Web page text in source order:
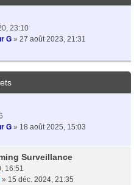
23:10
G » 27 août 2023, 21:31
G » 18 août 2025, 15:03
Surveillance
16:51
» 15 déc. 2024, 21:35